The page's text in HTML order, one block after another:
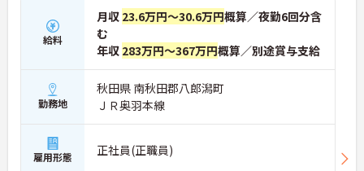
給料
月収 23.6万円～30.6万円概算／夜勤6回分含
む
年収 283万円～367万円概算／別途賞与支給
勤務地
秋田県 南秋田郡八郎潟町
ＪＲ奥羽本線
雇用形態 正社員(正職員)